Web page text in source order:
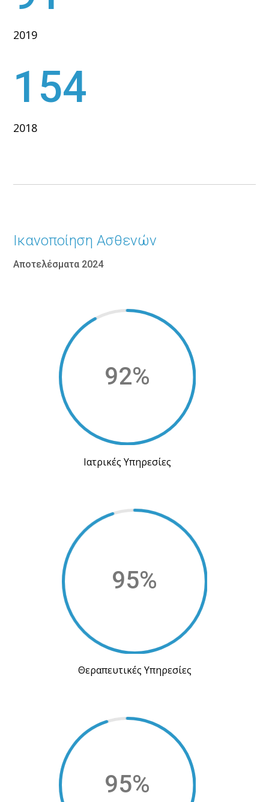
2019
154
2018
Ικανοποίηση Ασθενών
Αποτελέσματα 2024
92%
Ιατρικές Υπηρεσίες
95%
Θεραπευτικές Υπηρεσίες
95%